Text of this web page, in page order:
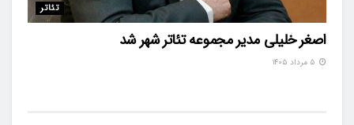
تئاتر
اصغر خلیلی مدیر مجموعه تئاتر شهر شد